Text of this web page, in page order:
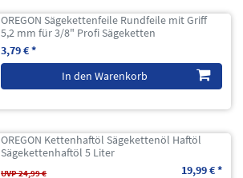
OREGON Sägekettenfeile Rundfeile mit Griff
5,2 mm für 3/8" Profi Sägeketten
3,79 € *
In den Warenkorb
OREGON Kettenhaftöl Sägekettenöl Haftöl
Sägekettenhaftöl 5 Liter
UVP 24,99 € 19,99 € *